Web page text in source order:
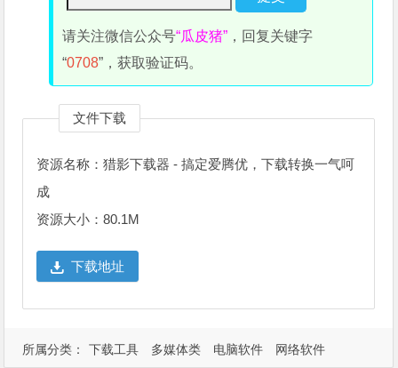
请关注微信公众号“瓜皮猪” ，回复关键字
“0708”，获取验证码。
文件下载
资源名称：猎影下载器 - 搞定爱腾优，下载转换一气呵
成
资源大小：80.1M
下载地址
所属分类： 下载工具 多媒体类 电脑软件 网络软件